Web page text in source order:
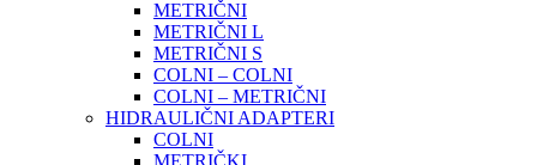
METRIČNI
METRIČNI L
METRIČNI S
COLNI – COLNI
COLNI – METRIČNI
HIDRAULIČNI ADAPTERI
COLNI
METRIČKI